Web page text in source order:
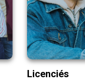
Licenciés